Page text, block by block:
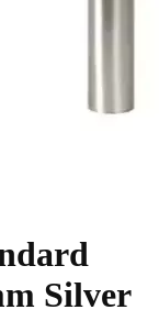
Silver